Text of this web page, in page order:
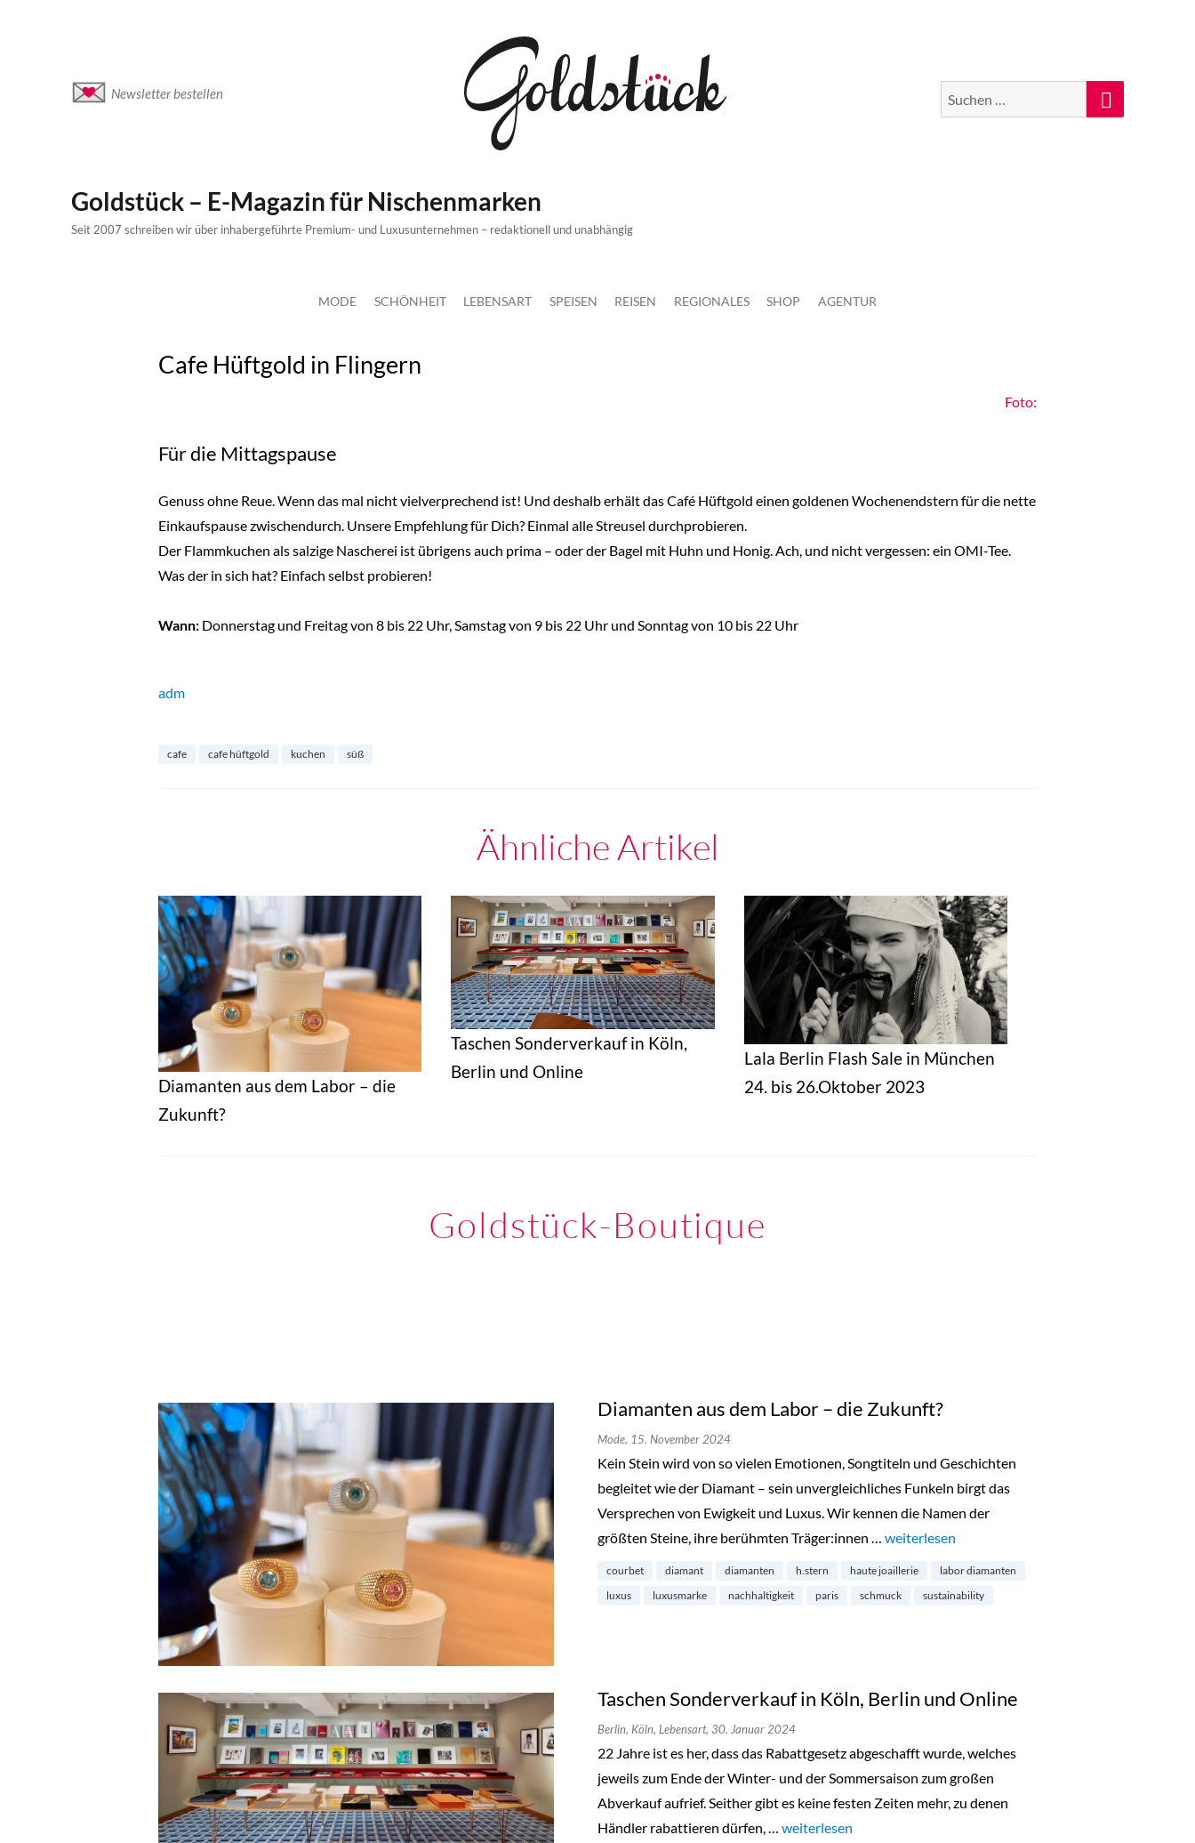
Newsletter bestellen
Suche
nach:
Suchen
Goldstück – E-Magazin für Nischenmarken
Seit 2007 schreiben wir über inhabergeführte Premium- und Luxusunternehmen – redaktionell und unabhängig
MODE SCHÖNHEIT LEBENSART SPEISEN REISEN REGIONALES SHOP AGENTUR
Cafe Hüftgold in Flingern
Foto:
Für die Mittagspause
Genuss ohne Reue. Wenn das mal nicht vielverprechend ist! Und deshalb erhält das Café Hüftgold einen goldenen Wochenendstern für die nette
Einkaufspause zwischendurch. Unsere Empfehlung für Dich? Einmal alle Streusel durchprobieren.
Der Flammkuchen als salzige Nascherei ist übrigens auch prima – oder der Bagel mit Huhn und Honig. Ach, und nicht vergessen: ein OMI-Tee.
Was der in sich hat? Einfach selbst probieren!
Wann: Donnerstag und Freitag von 8 bis 22 Uhr, Samstag von 9 bis 22 Uhr und Sonntag von 10 bis 22 Uhr
adm
cafe cafe hüftgold kuchen süß
Ähnliche Artikel
Diamanten aus dem Labor – die
Zukunft?
Taschen Sonderverkauf in Köln,
Berlin und Online
Lala Berlin Flash Sale in München
24. bis 26.Oktober 2023
Goldstück-Boutique
Diamanten aus dem Labor – die Zukunft?
Mode, 15. November 2024
Kein Stein wird von so vielen Emotionen, Songtiteln und Geschichten
begleitet wie der Diamant – sein unvergleichliches Funkeln birgt das
Versprechen von Ewigkeit und Luxus. Wir kennen die Namen der
größten Steine, ihre berühmten Träger:innen … „Diamanten aus dem Labor – die Zukunft?“
weiterlesen
courbet diamant diamanten h.stern haute joaillerie
labor diamanten
luxus
luxusmarke nachhaltigkeit paris schmuck sustainability
Taschen Sonderverkauf in Köln, Berlin und Online
Berlin, Köln, Lebensart, 30. Januar 2024
22 Jahre ist es her, dass das Rabattgesetz abgeschafft wurde, welches
jeweils zum Ende der Winter- und der Sommersaison zum großen
Abverkauf aufrief. Seither gibt es keine festen Zeiten mehr, zu denen
Händler rabattieren dürfen, … „Taschen Sonderverkauf in Köln, Berlin und Online“
weiterlesen